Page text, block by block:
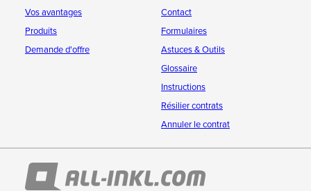
Vos avantages
Produits
Demande d'offre
Contact
Formulaires
Astuces & Outils
Glossaire
Instructions
Résilier contrats
Annuler le contrat